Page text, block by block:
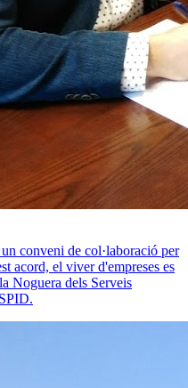
conveni de col·laboració per
acord, el viver d'empreses es
Noguera dels Serveis